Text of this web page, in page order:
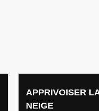
APPRIVOISER
NEIGE